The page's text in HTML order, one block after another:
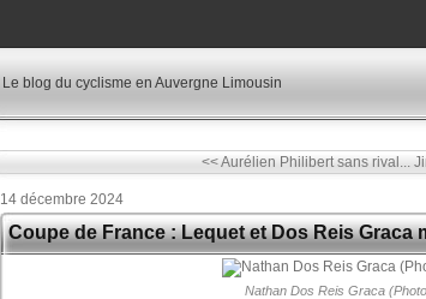
Le blog du cyclisme en Auvergne Limousin
<< Aurélien Philibert sans rival...
14 décembre 2024
Coupe de France : Lequet et Dos Reis Graca
Nathan Dos Reis Graca